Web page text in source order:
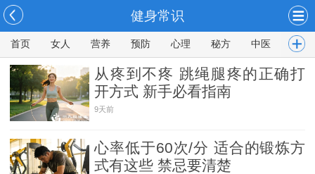
健身常识
首页 女人 营养 预防 心理 秘方 中医 男人
从疼到不疼 跳绳腿疼的正确打
开方式 新手必看指南
9天前
心率低于60次/分 适合的锻炼方
式有这些 禁忌要清楚